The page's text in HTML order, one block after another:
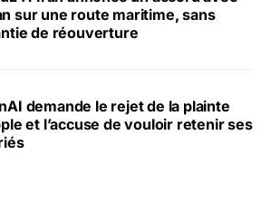
sur une route maritime, sans
de réouverture
demande le rejet de la plainte
et l’accuse de vouloir retenir ses